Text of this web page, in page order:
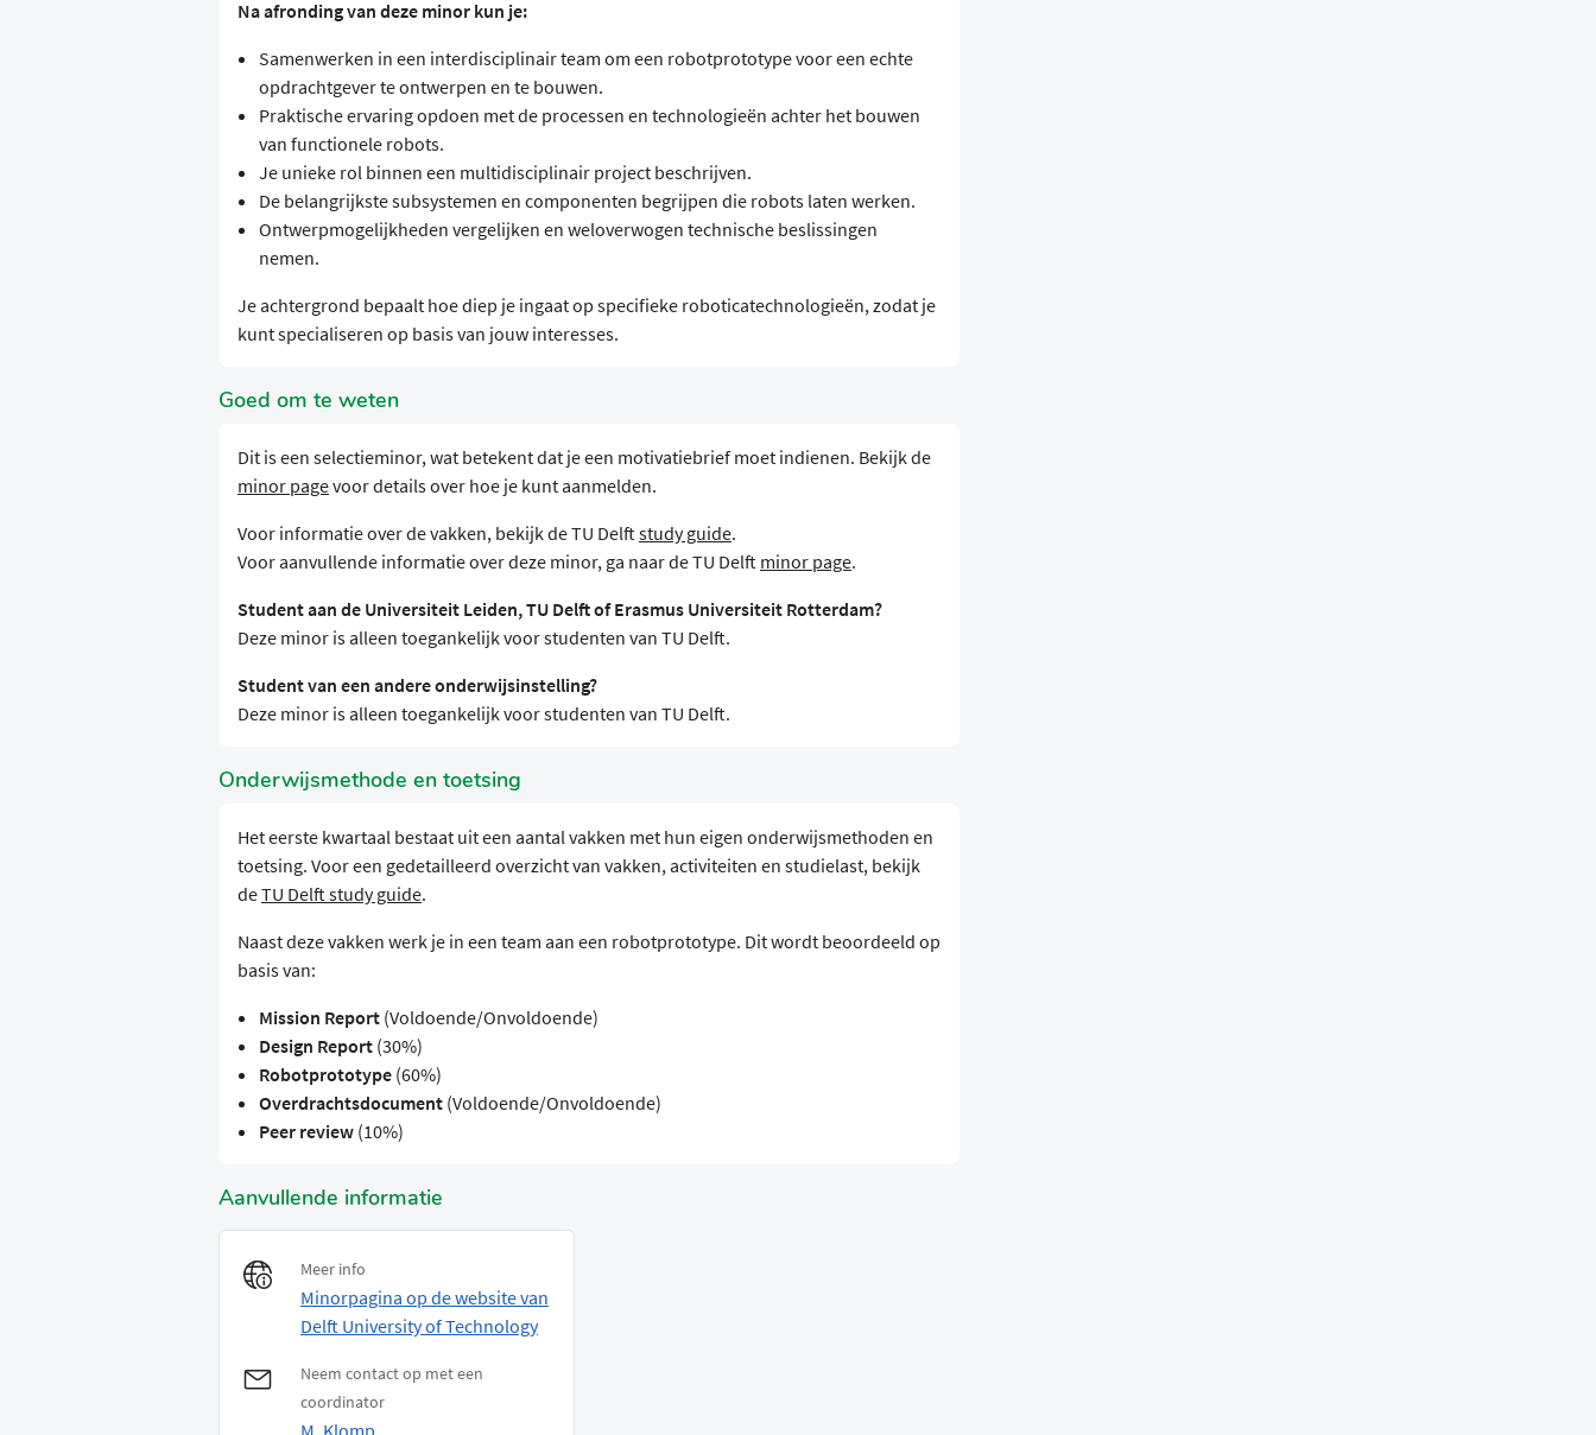
Na afronding van deze minor kun je:
Samenwerken in een interdisciplinair team om een robotprototype voor een echte
opdrachtgever te ontwerpen en te bouwen.
Praktische ervaring opdoen met de processen en technologieën achter het bouwen
van functionele robots.
Je unieke rol binnen een multidisciplinair project beschrijven.
De belangrijkste subsystemen en componenten begrijpen die robots laten werken.
Ontwerpmogelijkheden vergelijken en weloverwogen technische beslissingen
nemen.
Je achtergrond bepaalt hoe diep je ingaat op specifieke roboticatechnologieën, zodat je
kunt specialiseren op basis van jouw interesses.
Goed om te weten
Dit is een selectieminor, wat betekent dat je een motivatiebrief moet indienen. Bekijk de
minor pagevoor details over hoe je kunt aanmelden.
Voor informatie over de vakken, bekijk de TU Delftstudy guide.
Voor aanvullende informatie over deze minor, ga naar de TU Delft minor page.
Student aan de Universiteit Leiden, TU Delft of Erasmus Universiteit Rotterdam?
Deze minor is alleen toegankelijk voor studenten van TU Delft.
Student van een andere onderwijsinstelling?
Deze minor is alleen toegankelijk voor studenten van TU Delft.
Onderwijsmethode en toetsing
Het eerste kwartaal bestaat uit een aantal vakken met hun eigen onderwijsmethoden en
toetsing. Voor een gedetailleerd overzicht van vakken, activiteiten en studielast, bekijk
deTU Delft study guide.
Naast deze vakken werk je in een team aan een robotprototype. Dit wordt beoordeeld op
basis van:
Mission Report(Voldoende/Onvoldoende)
Design Report(30%)
Robotprototype(60%)
Overdrachtsdocument(Voldoende/Onvoldoende)
Peer review(10%)
Aanvullende informatie
Meer info
Minorpagina op de website van
Delft University of Technology
Neem contact op met een
coordinator